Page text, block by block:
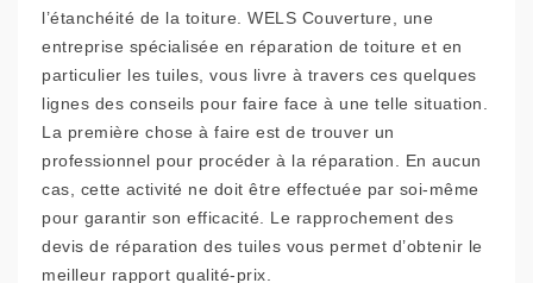
l’étanchéité de la toiture. WELS Couverture, une
entreprise spécialisée en réparation de toiture et en
particulier les tuiles, vous livre à travers ces quelques
lignes des conseils pour faire face à une telle situation.
La première chose à faire est de trouver un
professionnel pour procéder à la réparation. En aucun
cas, cette activité ne doit être effectuée par soi-même
pour garantir son efficacité. Le rapprochement des
devis de réparation des tuiles vous permet d’obtenir le
meilleur rapport qualité-prix.